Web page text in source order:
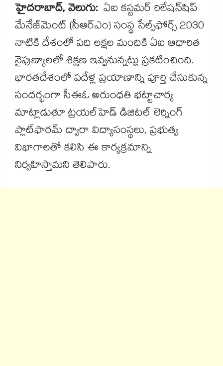
హైదరాబాద్​, వెలుగు: ఏఐ కస్టమర్ రిలేషన్‌‌‌‌‌‌‌‌‌‌‌‌‌‌‌‌‌‌‌‌‌‌‌‌‌‌‌‌‌‌‌‌షిప్
మేనేజ్‌‌‌‌‌‌‌‌‌‌‌‌‌‌‌‌‌‌‌‌‌‌‌‌‌‌‌‌‌‌‌‌మెంట్ (సీఆర్ఎం) సంస్థ సేల్స్‌‌‌‌‌‌‌‌‌‌‌‌‌‌‌‌‌‌‌‌‌‌‌‌‌‌‌‌‌‌‌‌ఫోర్స్ 2030
నాటికి దేశంలో పది లక్షల మందికి ఏఐ ఆధారిత
నైపుణ్యాలలో శిక్షణ ఇవ్వనున్నట్లు ప్రకటించింది.
భారతదేశంలో పదేళ్ల ప్రయాణాన్ని పూర్తి చేసుకున్న
సందర్భంగా సీఈఓ అరుంధతి భట్టాచార్య
మాట్లాడుతూ ట్రయల్‌‌‌‌‌‌‌‌‌‌‌‌‌‌‌‌‌‌‌‌‌‌‌‌‌‌‌‌‌‌‌‌హెడ్ డిజిటల్ లెర్నింగ్
ప్లాట్‌‌‌‌‌‌‌‌‌‌‌‌‌‌‌‌‌‌‌‌‌‌‌‌‌‌‌‌‌‌‌‌ఫారమ్ ద్వారా విద్యాసంస్థలు, ప్రభుత్వ
విభాగాలతో కలిసి ఈ కార్యక్రమాన్ని
నిర్వహిస్తామని తెలిపారు.